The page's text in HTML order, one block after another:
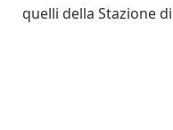
quelli della Stazione